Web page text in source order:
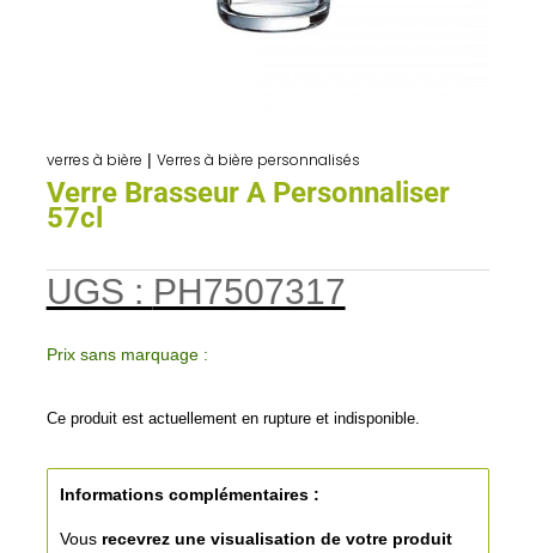
verres à bière | Verres à bière personnalisés
Verre Brasseur A Personnaliser
57cl
UGS : PH7507317
Prix sans marquage :
Ce produit est actuellement en rupture et indisponible.
Informations complémentaires :
Vous recevrez une visualisation de votre produit